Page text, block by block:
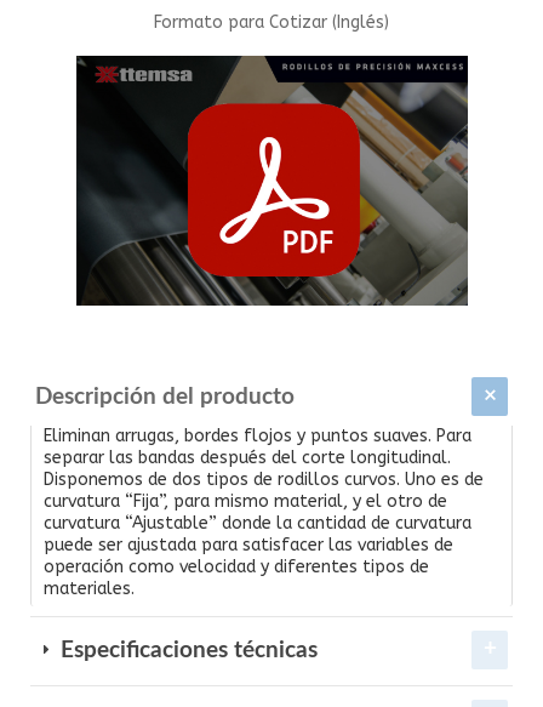
Formato para Cotizar (Inglés)
Descripción del producto
Eliminan arrugas, bordes flojos y puntos suaves. Para
separar las bandas después del corte longitudinal.
Disponemos de dos tipos de rodillos curvos. Uno es de
curvatura “Fija”, para mismo material, y el otro de
curvatura “Ajustable” donde la cantidad de curvatura
puede ser ajustada para satisfacer las variables de
operación como velocidad y diferentes tipos de
materiales.
Especificaciones técnicas